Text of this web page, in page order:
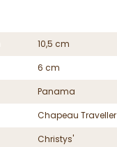
10,5 cm
6 cm
Panama
Chapeau Traveller
Christys'